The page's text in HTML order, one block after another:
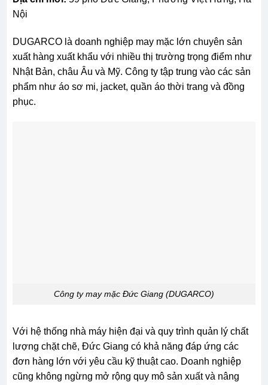
Nội
DUGARCO là doanh nghiệp may mặc lớn chuyên sản
xuất hàng xuất khẩu với nhiều thị trường trọng điểm như
Nhật Bản, châu Âu và Mỹ. Công ty tập trung vào các sản
phẩm như áo sơ mi, jacket, quần áo thời trang và đồng
phục.
Công ty may mặc Đức Giang (DUGARCO)
Với hệ thống nhà máy hiện đại và quy trình quản lý chất
lượng chặt chẽ, Đức Giang có khả năng đáp ứng các
đơn hàng lớn với yêu cầu kỹ thuật cao. Doanh nghiệp
cũng không ngừng mở rộng quy mô sản xuất và nâng